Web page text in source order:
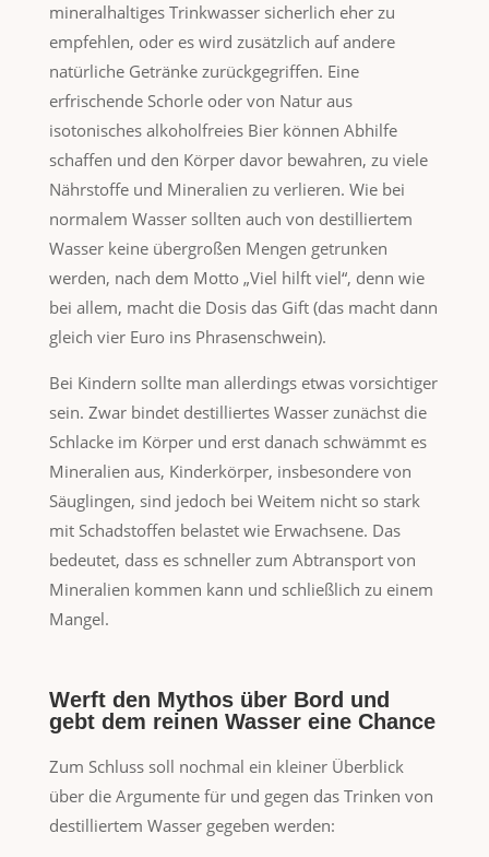
mineralhaltiges Trinkwasser sicherlich eher zu
empfehlen, oder es wird zusätzlich auf andere
natürliche Getränke zurückgegriffen. Eine
erfrischende Schorle oder von Natur aus
isotonisches alkoholfreies Bier können Abhilfe
schaffen und den Körper davor bewahren, zu viele
Nährstoffe und Mineralien zu verlieren. Wie bei
normalem Wasser sollten auch von destilliertem
Wasser keine übergroßen Mengen getrunken
werden, nach dem Motto „Viel hilft viel“, denn wie
bei allem, macht die Dosis das Gift (das macht dann
gleich vier Euro ins Phrasenschwein).
Bei Kindern sollte man allerdings etwas vorsichtiger
sein. Zwar bindet destilliertes Wasser zunächst die
Schlacke im Körper und erst danach schwämmt es
Mineralien aus, Kinderkörper, insbesondere von
Säuglingen, sind jedoch bei Weitem nicht so stark
mit Schadstoffen belastet wie Erwachsene. Das
bedeutet, dass es schneller zum Abtransport von
Mineralien kommen kann und schließlich zu einem
Mangel.
Werft den Mythos über Bord und
gebt dem reinen Wasser eine Chance
Zum Schluss soll nochmal ein kleiner Überblick
über die Argumente für und gegen das Trinken von
destilliertem Wasser gegeben werden: